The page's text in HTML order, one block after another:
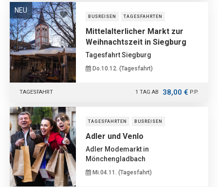
NEU
BUSREISEN TAGESFAHRTEN
Mittelalterlicher Markt zur
Weihnachtszeit in Siegburg
Tagesfahrt Siegburg
Do.10.12. (Tagesfahrt)
1 TAG AB 38,00 € P.P.
TAGESFAHRT
TAGESFAHRTEN BUSREISEN
Adler und Venlo
Adler Modemarkt in
Mönchengladbach
Mi.04.11. (Tagesfahrt)